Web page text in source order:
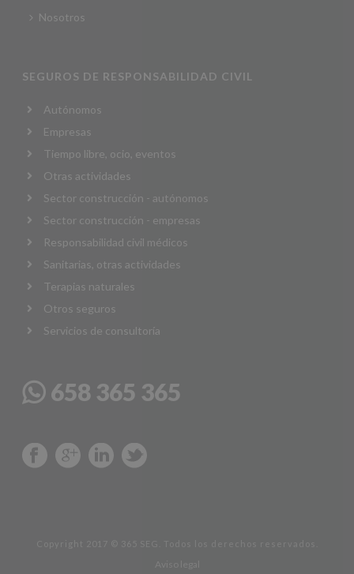
Nosotros
SEGUROS DE RESPONSABILIDAD CIVIL
Autónomos
Empresas
Tiempo libre, ocio, eventos
Otras actividades
Sector construcción - autónomos
Sector construcción - empresas
Responsabilidad civil médicos
Sanitarias, otras actividades
Terapias naturales
Otros seguros
Servicios de consultoría
658 365 365
Copyright 2017 © 365 SEG. Todos los derechos reservados.